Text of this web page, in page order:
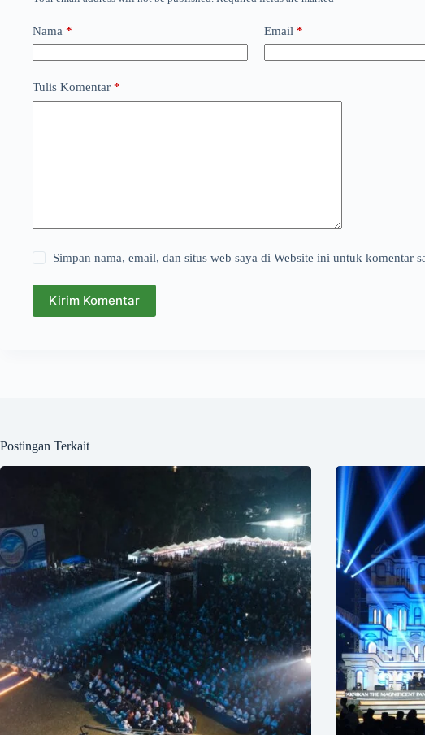
Nama * Email *
Tulis Komentar *
Simpan nama, email, dan situs web saya di Website ini untuk komentar
Kirim Komentar
Postingan Terkait